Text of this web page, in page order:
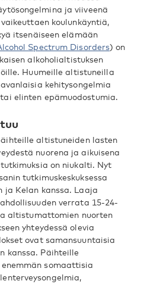
ja viiveenä
koulunkäyntiä,
itsenäiseen elämään
Spectrum Disorders) on
alkoholialtistuksen
Huumeille altistuneilla
kehitysongelmia
elinten epämuodostumia.
altistuneiden lasten
nuorena ja aikuisena
on niukalti. Nyt
tutkimuskeskuksessa
ja Kelan kanssa. Laaja
verrata 15-24-
altistumattomien nuorten
yhteydessä olevia
ovat samansuuntaisia
kanssa. Päihteille
somaattisia